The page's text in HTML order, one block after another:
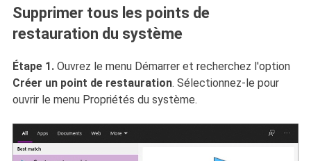
Supprimer tous les points de
restauration du système
Étape 1.Ouvrez le menu Démarrer et recherchez l'option
Créer un point de restauration. Sélectionnez-le pour
ouvrir le menu Propriétés du système.